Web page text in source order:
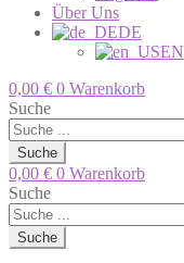
Über Uns
DE
EN
0,00 € 0 Warenkorb
Suche
Suche
0,00 € 0 Warenkorb
Suche
Suche